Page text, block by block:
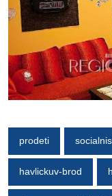
prodeti
havlickuv-brod